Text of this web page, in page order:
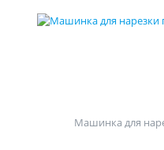
Машинка для